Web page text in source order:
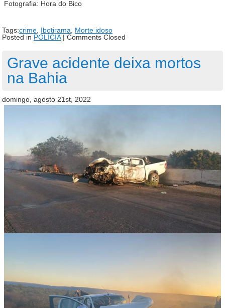
Fotografia: Hora do Bico
Tags:crime Ibotirama
Morte idoso
Posted in POLÍCIA| Comments Closed
Grave acidente deixa mortos
na Bahia
domingo, agosto 21st, 2022